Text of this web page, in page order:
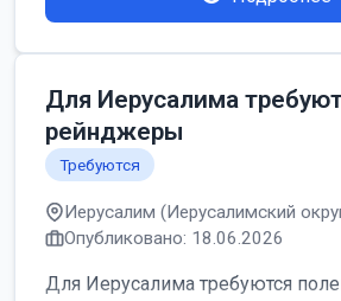
Для Иерусалима
рейнджеры
Требуются
Иерусалим (Иерусалимский
Опубликовано: 18.06.2026
Для Иерусалима требуются